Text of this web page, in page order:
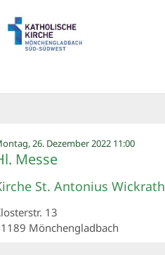
26. Dezember 2022 11:00:
Messe
St. Antonius Wickrath
13
Mönchengladbach